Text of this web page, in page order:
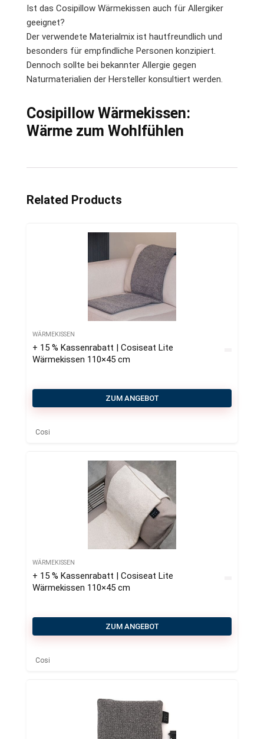
Ist das Cosipillow Wärmekissen auch für Allergiker
geeignet?
Der verwendete Materialmix ist hautfreundlich und
besonders für empfindliche Personen konzipiert.
Dennoch sollte bei bekannter Allergie gegen
Naturmaterialien der Hersteller konsultiert werden.
Cosipillow Wärmekissen:
Wärme zum Wohlfühlen
Related Products
WÄRMEKISSEN
+ 15 % Kassenrabatt | Cosiseat Lite
Wärmekissen 110×45 cm
ZUM ANGEBOT
Cosi
WÄRMEKISSEN
+ 15 % Kassenrabatt | Cosiseat Lite
Wärmekissen 110×45 cm
ZUM ANGEBOT
Cosi